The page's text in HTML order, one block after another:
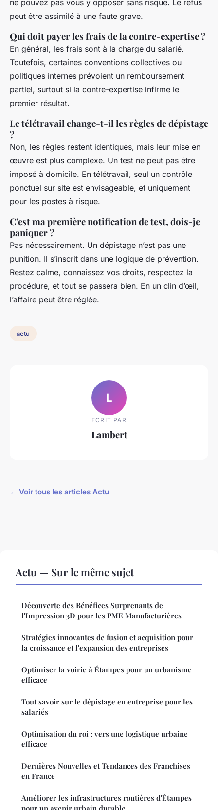
ne pouvez pas vous y opposer sans risque. Le refus
peut être assimilé à une faute grave.
Qui doit payer les frais de la contre-expertise ?
En général, les frais sont à la charge du salarié.
Toutefois, certaines conventions collectives ou
politiques internes prévoient un remboursement
partiel, surtout si la contre-expertise infirme le
premier résultat.
Le télétravail change-t-il les règles de dépistage
?
Non, les règles restent identiques, mais leur mise en
œuvre est plus complexe. Un test ne peut pas être
imposé à domicile. En télétravail, seul un contrôle
ponctuel sur site est envisageable, et uniquement
pour les postes à risque.
C'est ma première notification de test, dois-je
paniquer ?
Pas nécessairement. Un dépistage n’est pas une
punition. Il s’inscrit dans une logique de prévention.
Restez calme, connaissez vos droits, respectez la
procédure, et tout se passera bien. En un clin d’œil,
l’affaire peut être réglée.
actu
L
ECRIT PAR
Lambert
← Voir tous les articles Actu
Actu — Sur le même sujet
Découverte des Bénéfices Surprenants de
l'Impression 3D pour les PME Manufacturières
Stratégies innovantes de fusion et acquisition pour
la croissance et l'expansion des entreprises
Optimiser la voirie à Étampes pour un urbanisme
efficace
Tout savoir sur le dépistage en entreprise pour les
salariés
Optimisation du roi : vers une logistique urbaine
efficace
Dernières Nouvelles et Tendances des Franchises
en France
Améliorer les infrastructures routières d'Étampes